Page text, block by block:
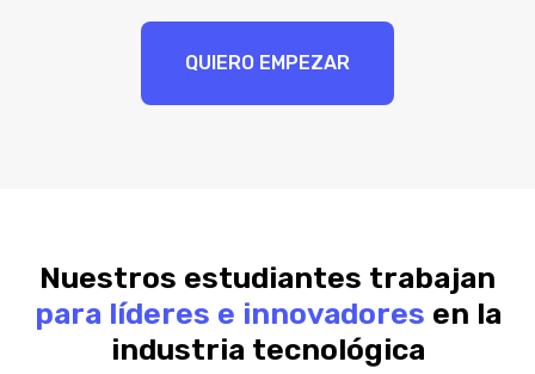
QUIERO EMPEZAR
Nuestros estudiantes trabajan
para líderes e innovadores en la
industria tecnológica